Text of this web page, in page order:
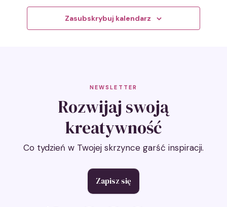
Zasubskrybuj kalendarz
NEWSLETTER
Rozwijaj swoją
kreatywność
Co tydzień w Twojej skrzynce garść inspiracji.
Zapisz się